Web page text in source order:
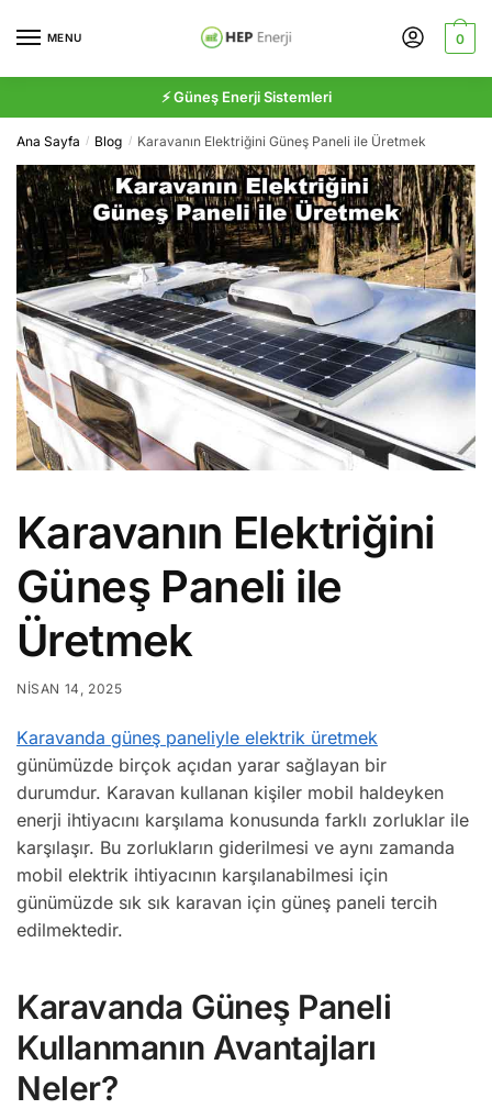
MENU 0
⚡ Güneş Enerji Sistemleri
Ana Sayfa / Blog / Karavanın Elektriğini Güneş Paneli ile Üretmek
Karavanın Elektriğini
Güneş Paneli ile
Üretmek
NISAN 14, 2025
Karavanda güneş paneliyle elektrik üretmek
günümüzde birçok açıdan yarar sağlayan bir
durumdur. Karavan kullanan kişiler mobil haldeyken
enerji ihtiyacını karşılama konusunda farklı zorluklar ile
karşılaşır. Bu zorlukların giderilmesi ve aynı zamanda
mobil elektrik ihtiyacının karşılanabilmesi için
günümüzde sık sık karavan için güneş paneli tercih
edilmektedir.
Karavanda Güneş Paneli
Kullanmanın Avantajları
Neler?